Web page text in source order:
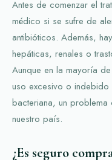
Antes de comenzar el
médico si se sufre de
antibióticos. Además,
hepáticas, renales o
Aunque en la mayoría
uso excesivo o indebido
bacteriana, un
nuestro país.
¿Es seguro